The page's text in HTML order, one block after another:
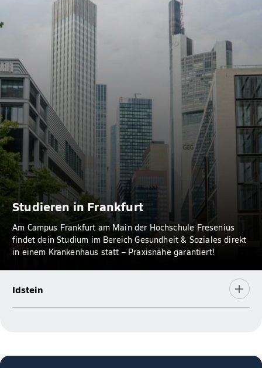
Studieren in Frankfurt
Am Campus Frankfurt am Main der Hochschule Fresenius
findet dein Studium im Bereich Gesundheit & Soziales direkt
in einem Krankenhaus statt – Praxisnähe garantiert!
Idstein